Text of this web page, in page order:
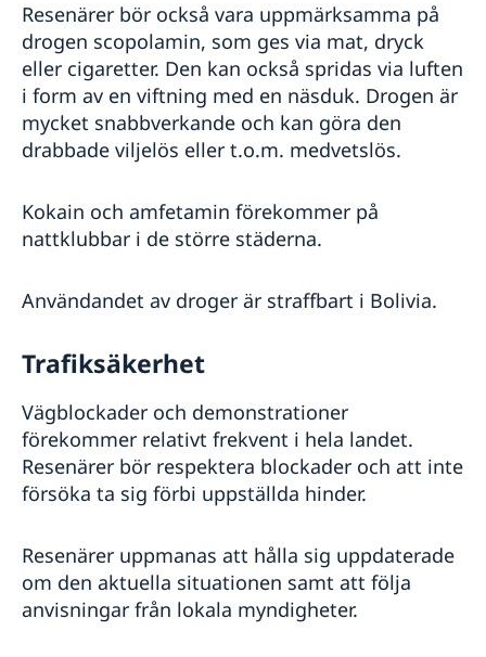
Resenärer bör också vara uppmärksamma på
drogen scopolamin, som ges via mat, dryck
eller cigaretter. Den kan också spridas via luften
i form av en viftning med en näsduk. Drogen är
mycket snabbverkande och kan göra den
drabbade viljelös eller t.o.m. medvetslös.
Kokain och amfetamin förekommer på
nattklubbar i de större städerna.
Användandet av droger är straffbart i Bolivia.
Trafiksäkerhet
Vägblockader och demonstrationer
förekommer relativt frekvent i hela landet.
Resenärer bör respektera blockader och att inte
försöka ta sig förbi uppställda hinder.
Resenärer uppmanas att hålla sig uppdaterade
om den aktuella situationen samt att följa
anvisningar från lokala myndigheter.